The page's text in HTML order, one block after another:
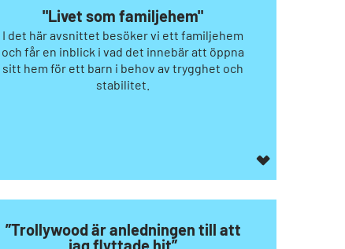
"Livet som familjehem"
I det här avsnittet besöker vi ett familjehem
och får en inblick i vad det innebär att öppna
sitt hem för ett barn i behov av trygghet och
stabilitet.
”Trollywood är anledningen till att
jag flyttade hit”